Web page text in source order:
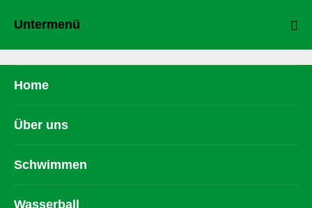
Untermenü
Home
Über uns
Schwimmen
Wasserball